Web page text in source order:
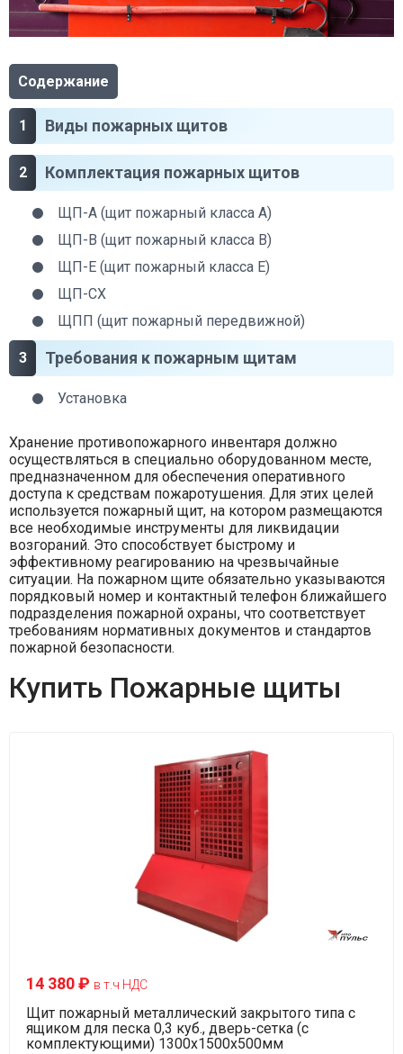
Содержание
Виды пожарных щитов
Комплектация пожарных щитов
ЩП-А (щит пожарный класса А)
ЩП-В (щит пожарный класса В)
ЩП-Е (щит пожарный класса Е)
ЩП-СХ
ЩПП (щит пожарный передвижной)
Требования к пожарным щитам
Установка
Хранение противопожарного инвентаря должно
осуществляться в специально оборудованном месте,
предназначенном для обеспечения оперативного
доступа к средствам пожаротушения. Для этих целей
используется пожарный щит, на котором размещаются
все необходимые инструменты для ликвидации
возгораний. Это способствует быстрому и
эффективному реагированию на чрезвычайные
ситуации. На пожарном щите обязательно указываются
порядковый номер и контактный телефон ближайшего
подразделения пожарной охраны, что соответствует
требованиям нормативных документов и стандартов
пожарной безопасности.
Купить Пожарные щиты
14 380 ₽ в т.ч НДС
Щит пожарный металлический закрытого типа с
ящиком для песка 0,3 куб., дверь-сетка (с
комплектующими) 1300х1500х500мм